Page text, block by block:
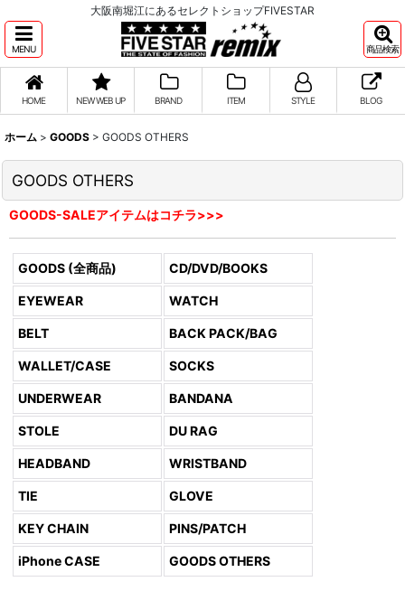
大阪南堀江にあるセレクトショップFIVESTAR
MENU 商品検索
HOME NEW WEB UP BRAND ITEM STYLE BLOG
ホーム > GOODS > GOODS OTHERS
GOODS OTHERS
GOODS-SALEアイテムはコチラ>>>
GOODS (全商品) CD/DVD/BOOKS
EYEWEAR WATCH
BELT BACK PACK/BAG
WALLET/CASE SOCKS
UNDERWEAR BANDANA
STOLE DU RAG
HEADBAND WRISTBAND
TIE GLOVE
KEY CHAIN PINS/PATCH
iPhone CASE GOODS OTHERS